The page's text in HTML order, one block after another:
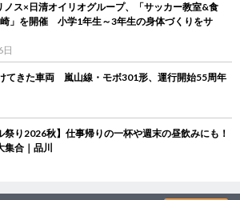
ノス×日清オイリオグループ、「サッカー教室&食
」を開催 小学1年生～3年生の身体づくりをサ
てきた車両 嵐山線・モボ301形、運行開始55周年
祭り2026秋】仕事帰りの一杯や週末の昼飲みにも！
合｜品川